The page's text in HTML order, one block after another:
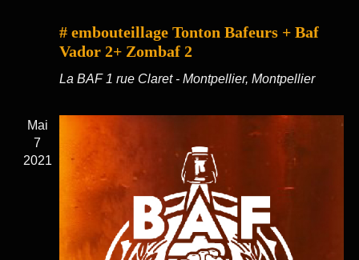
# embouteillage Tonton Bafeurs + Baf
Vador 2+ Zombaf 2
La BAF 1 rue Claret - Montpellier, Montpellier
Mai
7
2021